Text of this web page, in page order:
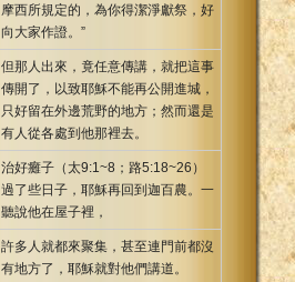
摩西所規定的，為你得潔淨獻祭，好
向大家作證。”
但那人出來，竟任意傳講，就把這事
傳開了，以致耶穌不能再公開進城，
只好留在外邊荒野的地方；然而還是
有人從各處到他那裡去。
治好癱子（太9:1~8；路5:18~26）
過了些日子，耶穌再回到迦百農。一
聽說他在屋子裡，
許多人就都來聚集，甚至連門前都沒
有地方了，耶穌就對他們講道。